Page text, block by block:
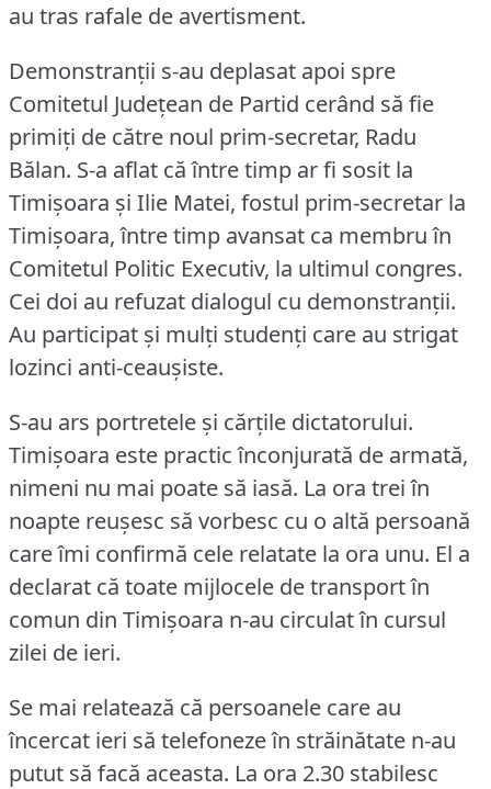
au tras rafale de avertisment.
Demonstranţii s-au deplasat apoi spre
Comitetul Judeţean de Partid cerând să fie
primiţi de către noul prim-secretar, Radu
Bălan. S-a aflat că între timp ar fi sosit la
Timişoara şi Ilie Matei, fostul prim-secretar la
Timişoara, între timp avansat ca membru în
Comitetul Politic Executiv, la ultimul congres.
Cei doi au refuzat dialogul cu demonstranţii.
Au participat şi mulţi studenţi care au strigat
lozinci anti-ceauşiste.
S-au ars portretele şi cărţile dictatorului.
Timişoara este practic înconjurată de armată,
nimeni nu mai poate să iasă. La ora trei în
noapte reuşesc să vorbesc cu o altă persoană
care îmi confirmă cele relatate la ora unu. El a
declarat că toate mijlocele de transport în
comun din Timişoara n-au circulat în cursul
zilei de ieri.
Se mai relatează că persoanele care au
încercat ieri să telefoneze în străinătate n-au
putut să facă aceasta. La ora 2.30 stabilesc